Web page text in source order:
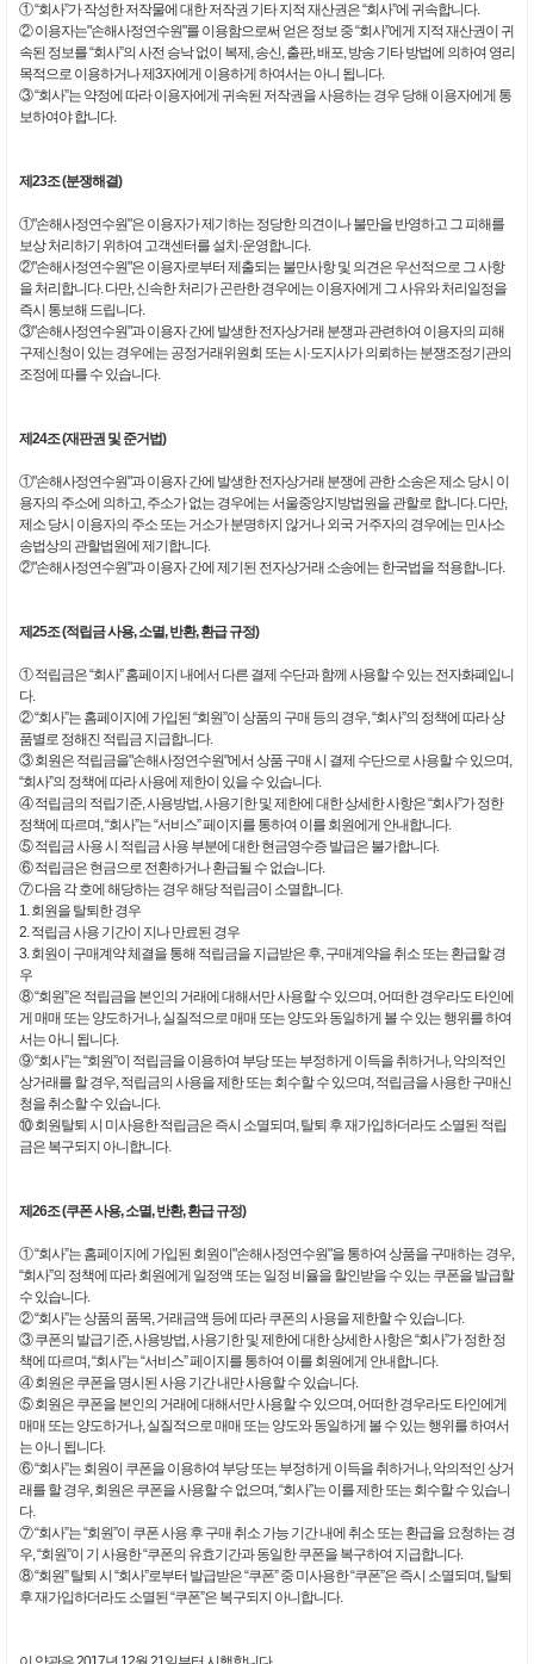
① “회사”가 작성한 저작물에 대한 저작권 기타 지적 재산권은 “회사”에 귀속합니다.
② 이용자는"손해사정연수원"를 이용함으로써 얻은 정보 중 “회사”에게 지적 재산권이 귀
속된 정보를 “회사”의 사전 승낙 없이 복제, 송신, 출판, 배포, 방송 기타 방법에 의하여 영리
목적으로 이용하거나 제3자에게 이용하게 하여서는 아니 됩니다.
③ “회사”는 약정에 따라 이용자에게 귀속된 저작권을 사용하는 경우 당해 이용자에게 통
보하여야 합니다.
제23조 (분쟁해결)
①"손해사정연수원"은 이용자가 제기하는 정당한 의견이나 불만을 반영하고 그 피해를
보상 처리하기 위하여 고객센터를 설치·운영합니다.
②"손해사정연수원"은 이용자로부터 제출되는 불만사항 및 의견은 우선적으로 그 사항
을 처리합니다. 다만, 신속한 처리가 곤란한 경우에는 이용자에게 그 사유와 처리일정을
즉시 통보해 드립니다.
③"손해사정연수원"과 이용자 간에 발생한 전자상거래 분쟁과 관련하여 이용자의 피해
구제신청이 있는 경우에는 공정거래위원회 또는 시·도지사가 의뢰하는 분쟁조정기관의
조정에 따를 수 있습니다.
제24조 (재판권 및 준거법)
①"손해사정연수원"과 이용자 간에 발생한 전자상거래 분쟁에 관한 소송은 제소 당시 이
용자의 주소에 의하고, 주소가 없는 경우에는 서울중앙지방법원을 관할로 합니다. 다만,
제소 당시 이용자의 주소 또는 거소가 분명하지 않거나 외국 거주자의 경우에는 민사소
송법상의 관할법원에 제기합니다.
②"손해사정연수원"과 이용자 간에 제기된 전자상거래 소송에는 한국법을 적용합니다.
제25조 (적립금 사용, 소멸, 반환, 환급 규정)
① 적립금은 “회사” 홈페이지 내에서 다른 결제 수단과 함께 사용할 수 있는 전자화폐입니
다.
② “회사”는 홈페이지에 가입된 “회원”이 상품의 구매 등의 경우, “회사”의 정책에 따라 상
품별로 정해진 적립금 지급합니다.
③ 회원은 적립금을"손해사정연수원"에서 상품 구매 시 결제 수단으로 사용할 수 있으며,
“회사”의 정책에 따라 사용에 제한이 있을 수 있습니다.
④ 적립금의 적립기준, 사용방법, 사용기한 및 제한에 대한 상세한 사항은 “회사”가 정한
정책에 따르며, “회사”는 “서비스” 페이지를 통하여 이를 회원에게 안내합니다.
⑤ 적립금 사용 시 적립금 사용 부분에 대한 현금영수증 발급은 불가합니다.
⑥ 적립금은 현금으로 전환하거나 환급될 수 없습니다.
⑦ 다음 각 호에 해당하는 경우 해당 적립금이 소멸합니다.
1. 회원을 탈퇴한 경우
2. 적립금 사용 기간이 지나 만료된 경우
3. 회원이 구매계약 체결을 통해 적립금을 지급받은 후, 구매계약을 취소 또는 환급할 경
우
⑧ “회원”은 적립금을 본인의 거래에 대해서만 사용할 수 있으며, 어떠한 경우라도 타인에
게 매매 또는 양도하거나, 실질적으로 매매 또는 양도와 동일하게 볼 수 있는 행위를 하여
서는 아니 됩니다.
⑨ “회사”는 “회원”이 적립금을 이용하여 부당 또는 부정하게 이득을 취하거나, 악의적인
상거래를 할 경우, 적립금의 사용을 제한 또는 회수할 수 있으며, 적립금을 사용한 구매신
청을 취소할 수 있습니다.
⑩ 회원탈퇴 시 미사용한 적립금은 즉시 소멸되며, 탈퇴 후 재가입하더라도 소멸된 적립
금은 복구되지 아니합니다.
제26조 (쿠폰 사용, 소멸, 반환, 환급 규정)
① “회사”는 홈페이지에 가입된 회원이"손해사정연수원"을 통하여 상품을 구매하는 경우,
“회사”의 정책에 따라 회원에게 일정액 또는 일정 비율을 할인받을 수 있는 쿠폰을 발급할
수 있습니다.
② “회사”는 상품의 품목, 거래금액 등에 따라 쿠폰의 사용을 제한할 수 있습니다.
③ 쿠폰의 발급기준, 사용방법, 사용기한 및 제한에 대한 상세한 사항은 “회사”가 정한 정
책에 따르며, “회사”는 “서비스” 페이지를 통하여 이를 회원에게 안내합니다.
④ 회원은 쿠폰을 명시된 사용 기간 내만 사용할 수 있습니다.
⑤ 회원은 쿠폰을 본인의 거래에 대해서만 사용할 수 있으며, 어떠한 경우라도 타인에게
매매 또는 양도하거나, 실질적으로 매매 또는 양도와 동일하게 볼 수 있는 행위를 하여서
는 아니 됩니다.
⑥ “회사”는 회원이 쿠폰을 이용하여 부당 또는 부정하게 이득을 취하거나, 악의적인 상거
래를 할 경우, 회원은 쿠폰을 사용할 수 없으며, “회사”는 이를 제한 또는 회수할 수 있습니
다.
⑦ “회사”는 “회원”이 쿠폰 사용 후 구매 취소 가능 기간 내에 취소 또는 환급을 요청하는 경
우, “회원”이 기 사용한 “쿠폰의 유효기간과 동일한 쿠폰을 복구하여 지급합니다.
⑧ “회원” 탈퇴 시 “회사”로부터 발급받은 “쿠폰” 중 미사용한 “쿠폰”은 즉시 소멸되며, 탈퇴
후 재가입하더라도 소멸된 “쿠폰”은 복구되지 아니합니다.